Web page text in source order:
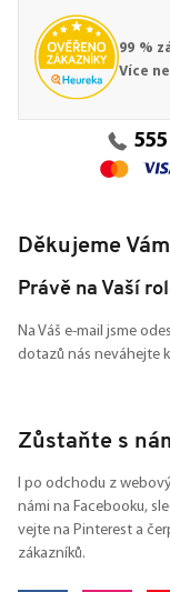
99 %
Více
Děkujeme Vám
Právě na Vaší
Na Váš e-mail jsme
dotazů nás neváhejte
Zůstaňte s
I po odchodu z
námi na Facebooku,
vejte na Pinterest a
zákazníků.